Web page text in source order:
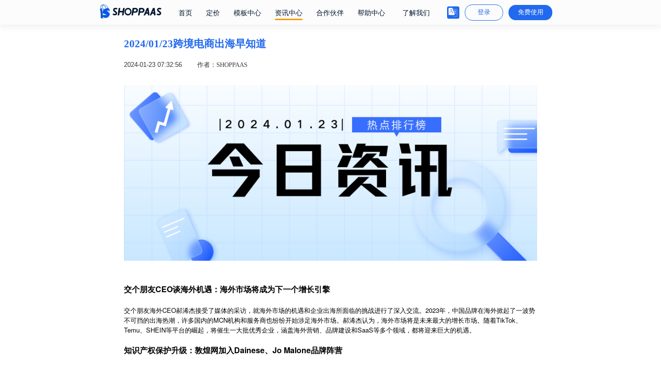
首页 定价 模板中心 资讯中心 合作伙伴 帮助中心 了解我们 登录 免费使用
2024/01/23跨境电商出海早知道
2024-01-23 07:32:56 作者：SHOPPAAS
交个朋友CEO谈海外机遇：海外市场将成为下一个增长引擎
交个朋友海外CEO郝浠杰接受了媒体的采访，就海外市场的机遇和企业出海所面临的挑战进行了深入交流。2023年，中国品牌在海外掀起了一波势
不可挡的出海热潮，许多国内的MCN机构和服务商也纷纷开始涉足海外市场。郝浠杰认为，海外市场将是未来最大的增长市场。随着TikTok、
Temu、SHEIN等平台的崛起，将催生一大批优秀企业，涵盖海外营销、品牌建设和SaaS等多个领域，都将迎来巨大的机遇。
知识产权保护升级：敦煌网加入Dainese、Jo Malone品牌阵营